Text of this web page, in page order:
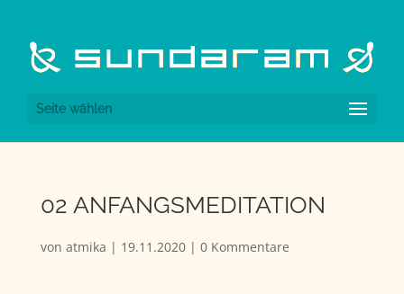
Seite wählen
02 ANFANGSMEDITATION
von atmika | 19.11.2020| 0 Kommentare